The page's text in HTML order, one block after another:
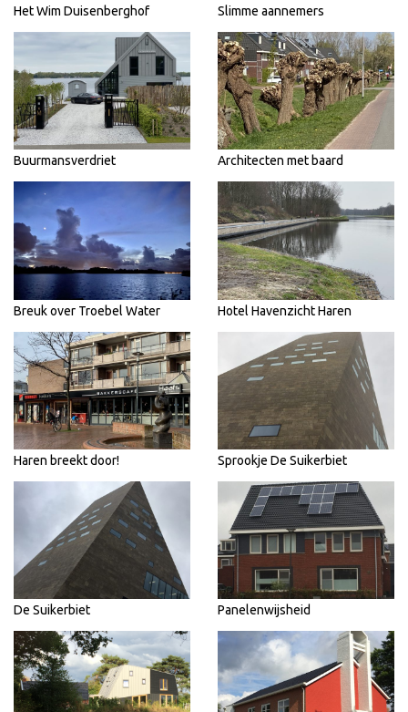
Het Wim Duisenberghof Slimme aannemers
Buurmansverdriet Architecten met baard
Breuk over Troebel Water Hotel Havenzicht Haren
Haren breekt door! Sprookje De Suikerbiet
De Suikerbiet Panelenwijsheid